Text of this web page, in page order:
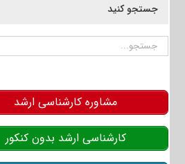
جستجو کنید
جستجو
مشاوره کارشناسی ارشد
کارشناسی ارشد بدون کنکور